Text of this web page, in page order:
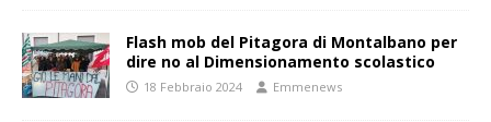
Flash mob del Pitagora di Montalbano per
dire no al Dimensionamento scolastico
18 Febbraio 2024 Emmenews